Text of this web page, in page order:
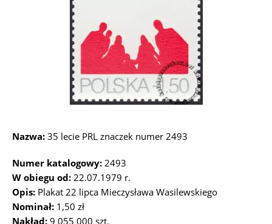
Nazwa: 35 lecie PRL znaczek numer 2493
Numer katalogowy: 2493
W obiegu od: 22.07.1979 r.
Opis: Plakat 22 lipca Mieczysława Wasilewskiego
Nominał: 1,50 zł
Nakład: 9 055 000 szt.